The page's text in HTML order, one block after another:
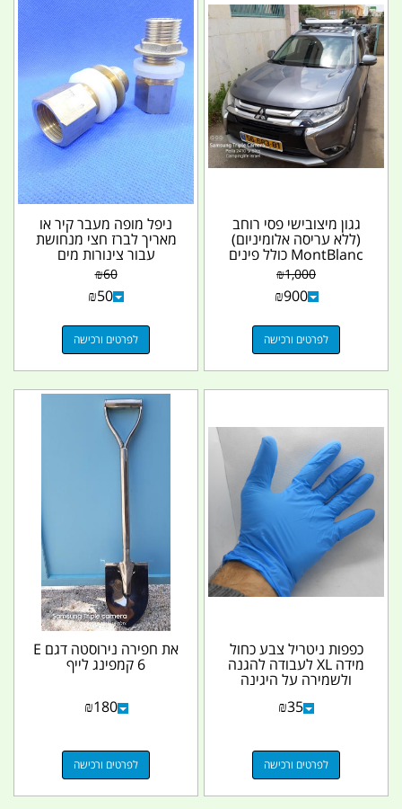
גגון מיצובישי פסי רוחב
(ללא עריסה אלומיניום)
MontBlanc כולל פינים
נעילה ומנעולים...
₪1,000
₪900
לפרטים ורכישה
ניפל מופה מעבר קיר או
מאריך לברז חצי מנחושת
עבור צינורות מים
GIBERIT לגיפים...₪60
₪50
לפרטים ורכישה
כפפות ניטריל צבע כחול
מידה XL לעבודה להגנה
ולשמירה על היגינה
₪35
לפרטים ורכישה
את חפירה נירוסטה דגם E
6 קמפינג לייף
₪180
לפרטים ורכישה